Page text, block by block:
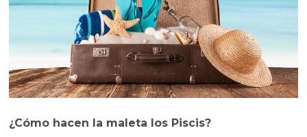
¿Cómo hacen la maleta los Piscis?